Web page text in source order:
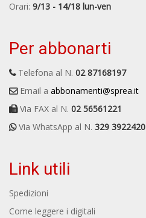
Orari: 9/13 - 14/18 lun-ven
Per abbonarti
Telefona al N. 02 87168197
Email a abbonamenti@sprea.it
Via FAX al N. 02 56561221
Via WhatsApp al N. 329 3922420
Link utili
Spedizioni
Come leggere i digitali